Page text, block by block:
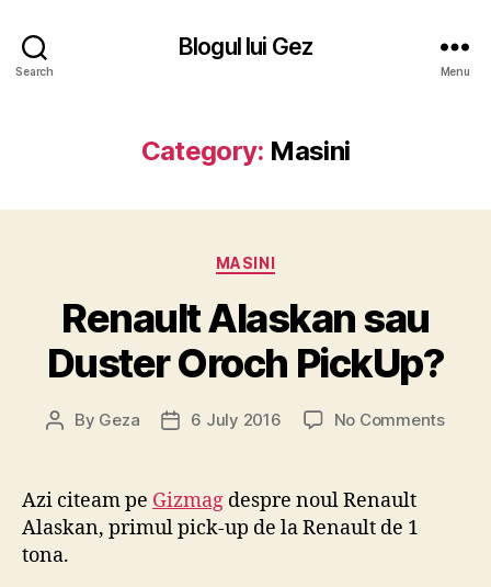
Search
Blogul lui Gez
Menu
Category: Masini
Categories
MASINI
Renault Alaskan sau
Duster Oroch PickUp?
Post
By Geza
Post6 July 2016 No Commentson
Azi citeam pe Gizmag despre noul Renault
Alaskan, primul pick-up de la Renault de 1
tona.